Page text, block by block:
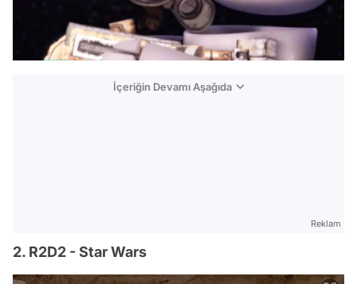
İçeriğin Devamı Aşağıda
Reklam
2. R2D2 - Star Wars